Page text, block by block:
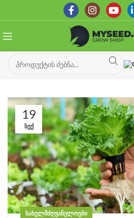
19
ᲡᲔᲥ
ᲡᲐᲮᲔᲚᲛᲫᲦᲕᲐᲜᲔᲚᲝᲔᲑᲘ